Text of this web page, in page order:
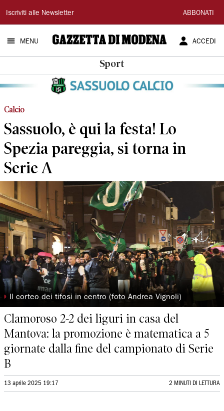
Gazzetta
di
Modena
Iscriviti alle Newsletter ABBONATI
MENU ACCEDI
Sport
Calcio
Sassuolo, è qui la festa! Lo
Spezia pareggia, si torna in
Serie A
◗ Il corteo dei tifosi in centro (foto Andrea Vignoli)
Clamoroso 2-2 dei liguri in casa del
Mantova: la promozione è matematica a 5
giornate dalla fine del campionato di Serie
B
13 aprile 2025 19:17 2 MINUTI DI LETTURA